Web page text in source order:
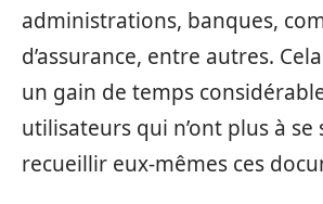
administrations, banques,
d’assurance, entre autres.
un gain de temps
utilisateurs qui n’ont plus à se
recueillir eux-mêmes ces